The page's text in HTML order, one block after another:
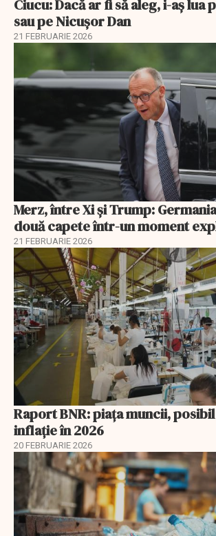
Ciucu: Dacă ar fi să aleg, i-aș lua
sau pe Nicușor Dan
21 FEBRUARIE 2026
Merz, între Xi și Trump:
două capete într-un moment
21 FEBRUARIE 2026
Raport BNR: piața muncii,
inflație în 2026
20 FEBRUARIE 2026